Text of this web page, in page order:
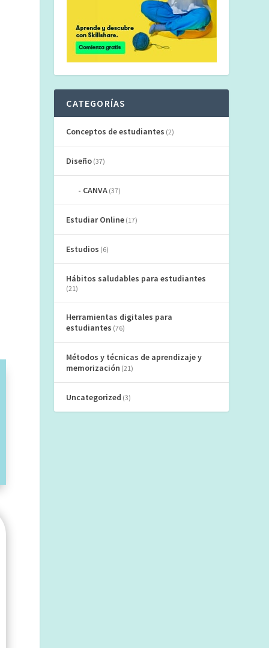
CATEGORÍAS
Conceptos de estudiantes (2)
Diseño (37)
CANVA (37)
Estudiar Online (17)
Estudios (6)
Hábitos saludables para estudiantes
(21)
Herramientas digitales para
estudiantes (76)
Métodos y técnicas de aprendizaje y
memorización (21)
Uncategorized (3)